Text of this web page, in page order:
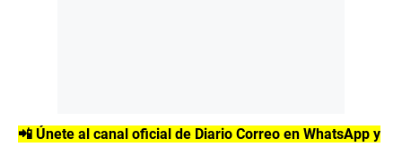
📲 Únete al canal oficial de Diario Correo en WhatsApp y